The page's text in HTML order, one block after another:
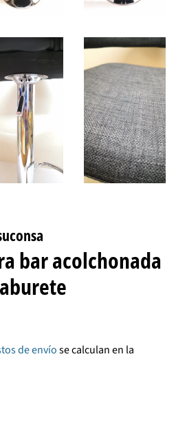
bar acolchonada
de envíose calculan en la